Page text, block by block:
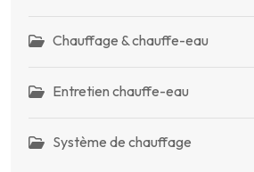
Chauffage & chauffe-eau
Entretien chauffe-eau
Système de chauffage